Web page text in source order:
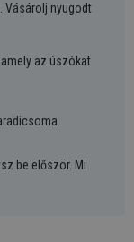
Vásárolj nyugodt
az úszókat
be először. Mi